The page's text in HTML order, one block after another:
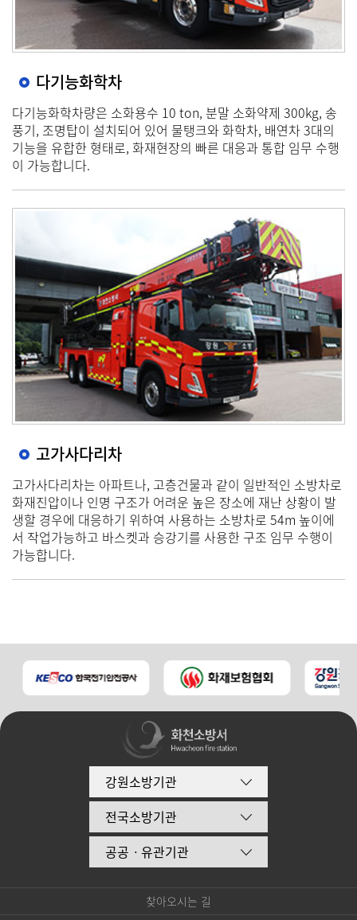
다기능화학차
다기능화학차량은 소화용수 10 ton, 분말 소화약제 300kg, 송
풍기, 조명탑이 설치되어 있어 물탱크와 화학차, 배연차 3대의
기능을 유합한 형태로, 화재현장의 빠른 대응과 통합 임무 수행
이 가능합니다.
고가사다리차
고가사다리차는 아파트나, 고층건물과 같이 일반적인 소방차로
화재진압이나 인명 구조가 어려운 높은 장소에 재난 상황이 발
생할 경우에 대응하기 위하여 사용하는 소방차로 54m 높이에
서 작업가능하고 바스켓과 승강기를 사용한 구조 임무 수행이
가능합니다.
강원소방기관
전국소방기관
공공ㆍ유관기관
찾아오시는 길